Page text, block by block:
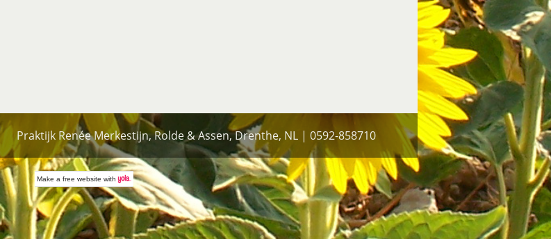
Praktijk Renée Merkestijn, Rolde & Assen, Drenthe, NL | 0592-858710
Make afree website with